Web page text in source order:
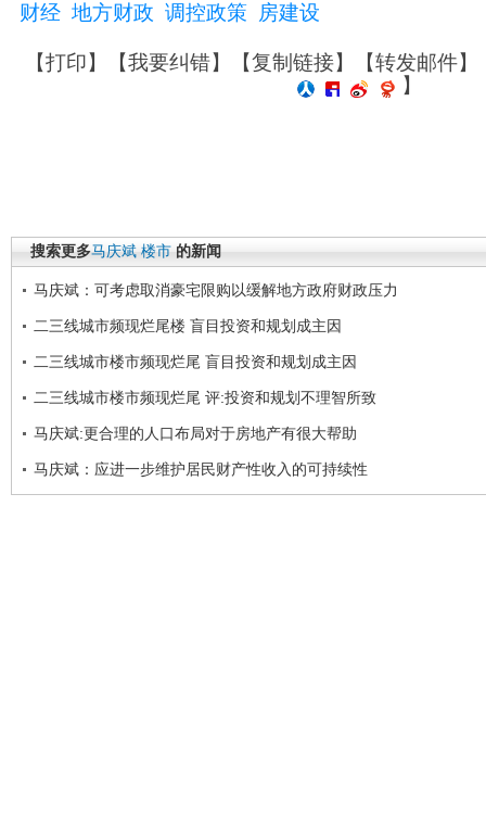
财经 地方财政 调控政策 房建设
【打印】【我要纠错】【复制链接】【转发邮件】
】
搜索更多马庆斌 楼市 的新闻
马庆斌：可考虑取消豪宅限购以缓解地方政府财政压力
二三线城市频现烂尾楼 盲目投资和规划成主因
二三线城市楼市频现烂尾 盲目投资和规划成主因
二三线城市楼市频现烂尾 评:投资和规划不理智所致
马庆斌:更合理的人口布局对于房地产有很大帮助
马庆斌：应进一步维护居民财产性收入的可持续性